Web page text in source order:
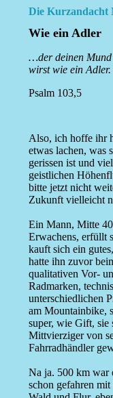
Die Kurzandacht
Wie ein Adler
…der deinen
wirst wie ein Adler.
Psalm 103,5
Also, ich hoffe ihr
etwas lachen, was
gerissen ist und
geistlichen
bitte jetzt nicht
Zukunft vielleicht
Ein Mann, Mitte
Erwachens, erfüllt
kauft sich ein
hatte ihn zuvor
qualitativen Vor-
Radmarken,
unterschiedlichen
am Mountainbike,
super, wie Gift, sie
Mittvierziger von
Fahrradhändler
Na ja. 500 km war
schon gefahren